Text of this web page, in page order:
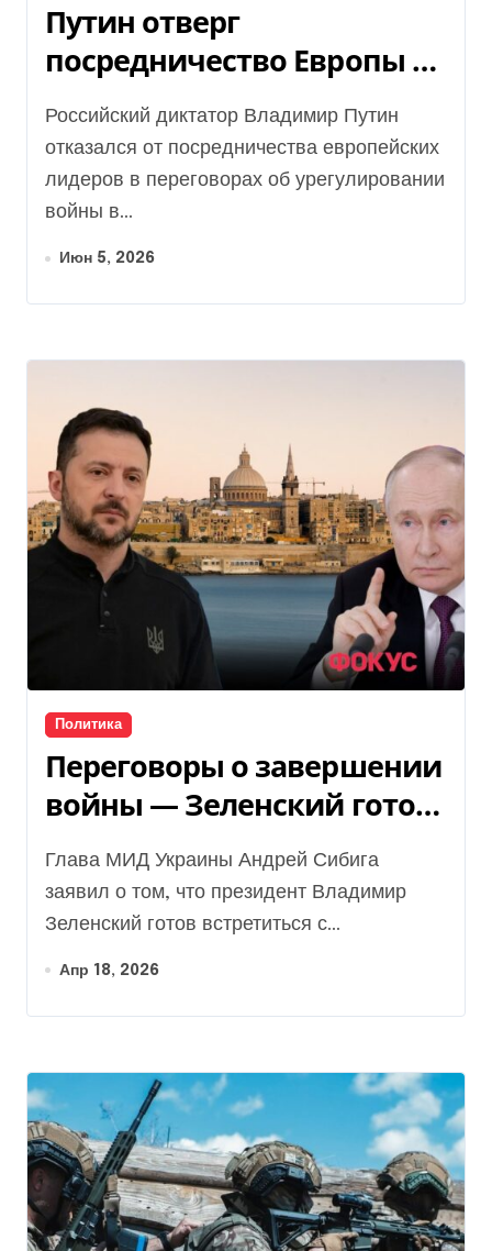
Путин отверг
посредничество Европы в
мирных переговорах, —
Bloomberg
Российский диктатор Владимир Путин
отказался от посредничества европейских
лидеров в переговорах об урегулировании
войны в...
Июн 5, 2026
Политика
Переговоры о завершении
войны — Зеленский готов
встретиться с Путиным
Глава МИД Украины Андрей Сибига
заявил о том, что президент Владимир
Зеленский готов встретиться с...
Апр 18, 2026